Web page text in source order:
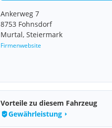
Ankerweg 7
8753 Fohnsdorf
Murtal, Steiermark
Firmenwebsite
Vorteile zu diesem Fahrzeug
Gewährleistung